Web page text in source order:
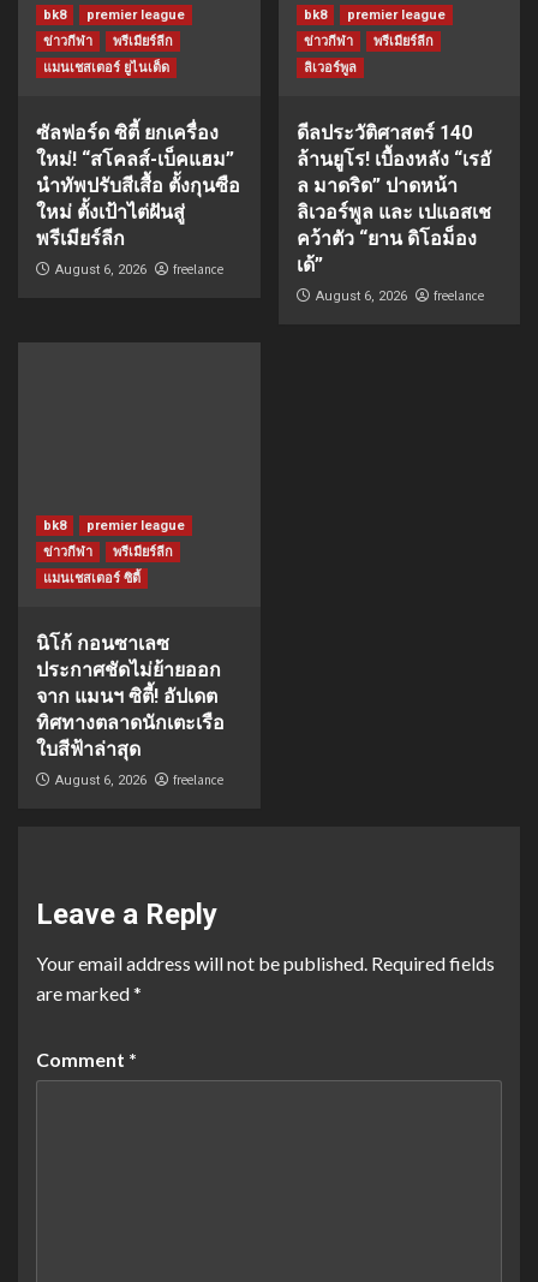
bk8
premier league
ข่าวกีฬา
พรีเมียร์ลีก
แมนเชสเตอร์ ยูไนเต็ด
ซัลฟอร์ด ซิตี้ ยกเครื่อง
ใหม่! “สโคลส์-เบ็คแฮม”
นำทัพปรับสีเสื้อ ตั้งกุนซือ
ใหม่ ตั้งเป้าไต่ฝันสู่
พรีเมียร์ลีก
August 6, 2026 freelance
bk8
premier league
ข่าวกีฬา
พรีเมียร์ลีก
ลิเวอร์พูล
ดีลประวัติศาสตร์ 140
ล้านยูโร! เบื้องหลัง “เรอั
ล มาดริด” ปาดหน้า
ลิเวอร์พูล และ เปแอสเช
คว้าตัว “ยาน ดิโอม็อง
เด้”
August 6, 2026 freelance
bk8
premier league
ข่าวกีฬา
พรีเมียร์ลีก
แมนเชสเตอร์ ซิตี้
นิโก้ กอนซาเลซ
ประกาศชัดไม่ย้ายออก
จาก แมนฯ ซิตี้! อัปเดต
ทิศทางตลาดนักเตะเรือ
ใบสีฟ้าล่าสุด
August 6, 2026 freelance
Leave a Reply
Your email address will not be published. Required fields
are marked*
Comment *